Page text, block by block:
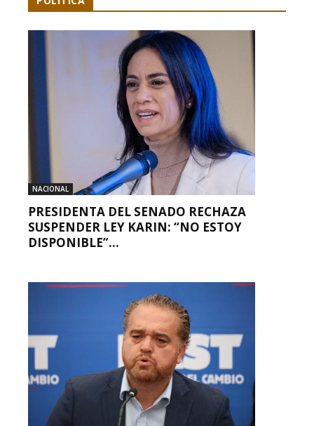
NACIONAL
PRESIDENTA DEL SENADO RECHAZA
SUSPENDER LEY KARIN: “NO ESTOY
DISPONIBLE”...